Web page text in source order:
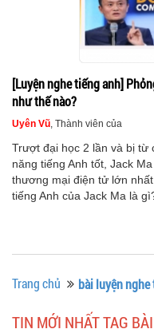
[Luyện nghe tiếng anh]
như thế nào?
Uyên Vũ , Thành viên của
Trượt đại học 2 lần và bị từ
năng tiếng Anh tốt, Jack
thương mại điện tử lớn
tiếng Anh của Jack Ma là
Trang chủ bài luyện
TIN MỚI NHẤT TAG